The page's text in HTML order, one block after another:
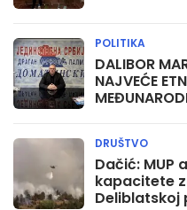
DALIBOR
NAJVEĆE
POLITIKA
Dačić: MUP
kapacitete
Deliblatskoj
DRUŠTVO